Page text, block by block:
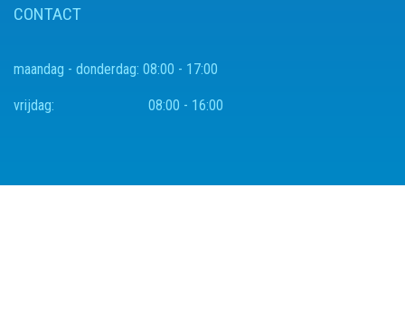
CONTACT
maandag - donderdag: 08:00 - 17:00
vrijdag: 08:00 - 16:00